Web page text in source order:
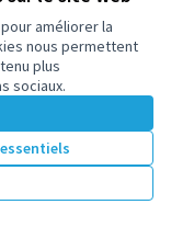
améliorer la
nous permettent
plus
sociaux.
Retenue